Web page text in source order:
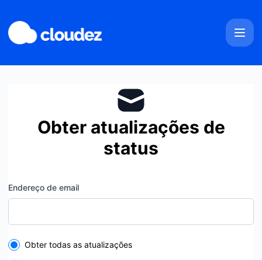
Obter atualizações de
status
Endereço de email
Select the components you want to receive updates for
Obter todas as atualizações